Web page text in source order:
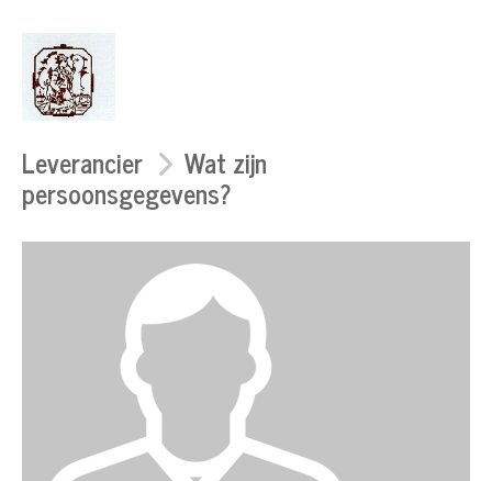
Leverancier Wat zijn
persoonsgegevens?